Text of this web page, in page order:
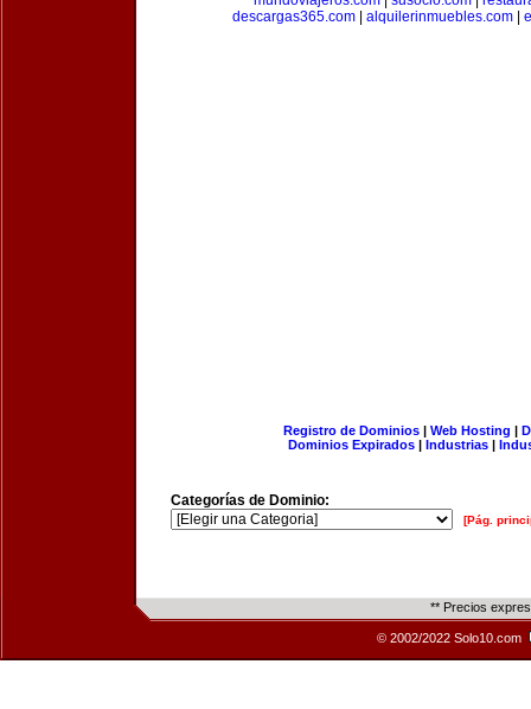
descargas365.com| alquilerinmuebles.com|
Registro de Dominios| Web Hosting |
Dominios Expirados | Industrias |
Categorías de Dominio:
[Pág.
** Precios
© 2002/2022 Solo10.com